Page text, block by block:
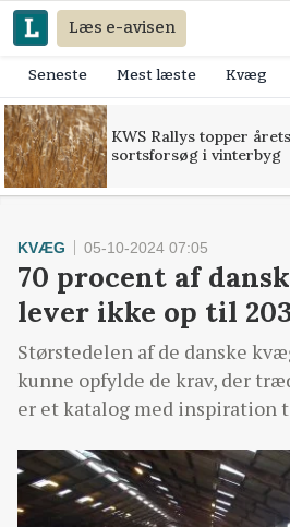
Læs e-avisen
Seneste Mest læste Kvæg
KWS Rallys topper årets
sortsforsøg i vinterbyg
KVÆG 05-10-2024 07:05
70 procent af
lever ikke op til
Størstedelen af de danske
kunne opfylde de krav, der
er et katalog med inspiration